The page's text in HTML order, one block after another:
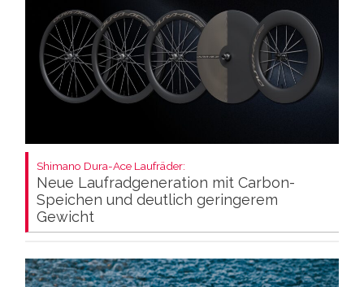
Shimano Dura-Ace Laufräder:
Neue Laufradgeneration mit Carbon-
Speichen und deutlich geringerem
Gewicht